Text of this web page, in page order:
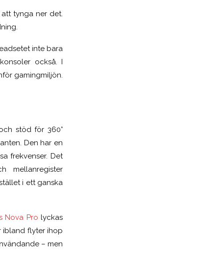
tynga ner det.
inte bara
också. I
gamingmiljön.
stöd för 360°
Den har en
frekvenser. Det
mellanregister
i ett ganska
Nova Pro lyckas
ibland flyter ihop
– men